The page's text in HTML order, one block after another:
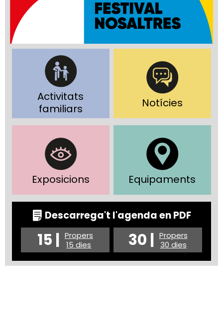
Activitats
familiars
Notícies
Exposicions Equipaments
Descarrega't l'agenda en PDF
15 | Propers
15 dies
30 | Propers
30 dies